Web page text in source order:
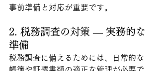
事前準備と対応が重要です。
2. 税務調査の対策 — 実務的な
準備
税務調査に備えるためには、日常的な
帳簿や証憑書類の適正な管理が必要で